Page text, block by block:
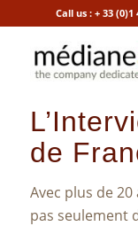
Call us :+ 33 (0)1
de
Avec plus de
pas seulement